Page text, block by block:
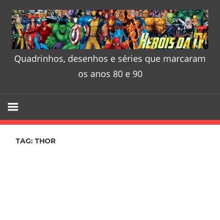
content
Heróis
TV
Quadrinhos, desenhos e séries que marcaram
os anos 80 e 90
TAG: THOR